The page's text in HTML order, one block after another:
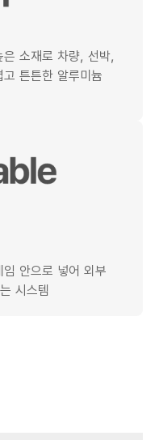
소재로 차량, 선박,
튼튼한 알루미늄
안으로 넣어 외부
시스템